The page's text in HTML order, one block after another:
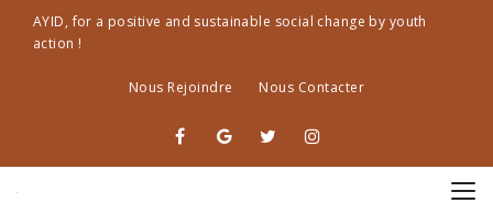
AYID, for a positive and sustainable social change by youth
action !
Nous Rejoindre Nous Contacter